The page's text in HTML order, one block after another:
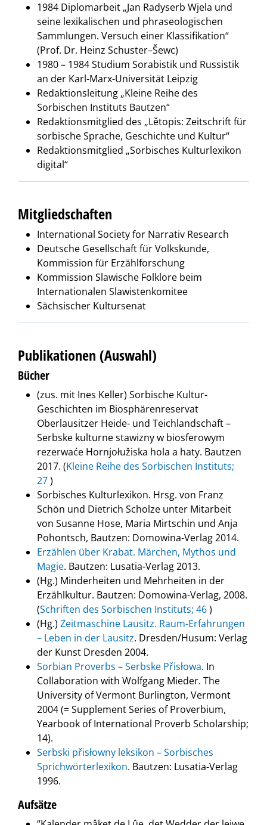
1984 Diplomarbeit „Jan Radyserb Wjela und
seine lexikalischen und phraseologischen
Sammlungen. Versuch einer Klassifikation“
(Prof. Dr. Heinz Schuster–Šewc)
1980 – 1984 Studium Sorabistik und Russistik
an der Karl-Marx-Universität Leipzig
Redaktionsleitung „Kleine Reihe des
Sorbischen Instituts Bautzen“
Redaktionsmitglied des „Lětopis: Zeitschrift für
sorbische Sprache, Geschichte und Kultur“
Redaktionsmitglied „Sorbisches Kulturlexikon
digital“
Mitgliedschaften
International Society for Narrativ Research
Deutsche Gesellschaft für Volkskunde,
Kommission für Erzählforschung
Kommission Slawische Folklore beim
Internationalen Slawistenkomitee
Sächsischer Kultursenat
Publikationen (Auswahl)
Bücher
(zus. mit Ines Keller) Sorbische Kultur-
Geschichten im Biosphärenreservat
Oberlausitzer Heide- und Teichlandschaft –
Serbske kulturne stawizny w biosferowym
rezerwaće Hornjołužiska hola a haty. Bautzen
2017. (Kleine Reihe des Sorbischen Instituts;
27)
Sorbisches Kulturlexikon. Hrsg. von Franz
Schön und Dietrich Scholze unter Mitarbeit
von Susanne Hose, Maria Mirtschin und Anja
Pohontsch, Bautzen: Domowina-Verlag 2014.
Erzählen über Krabat. Märchen, Mythos und
Magie. Bautzen: Lusatia-Verlag 2013.
(Hg.) Minderheiten und Mehrheiten in der
Erzählkultur. Bautzen: Domowina-Verlag, 2008.
(Schriften des Sorbischen Instituts; 46)
(Hg.) Zeitmaschine Lausitz. Raum-Erfahrungen
– Leben in der Lausitz. Dresden/Husum: Verlag
der Kunst Dresden 2004.
Sorbian Proverbs – Serbske Přisłowa. In
Collaboration with Wolfgang Mieder. The
University of Vermont Burlington, Vermont
2004 (= Supplement Series of Proverbium,
Yearbook of International Proverb Scholarship;
14).
Serbski přisłowny leksikon – Sorbisches
Sprichwörterlexikon. Bautzen: Lusatia-Verlag
1996.
Aufsätze